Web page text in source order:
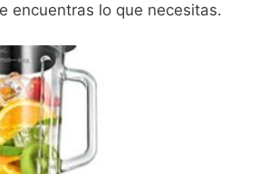
encuentras lo que necesitas.